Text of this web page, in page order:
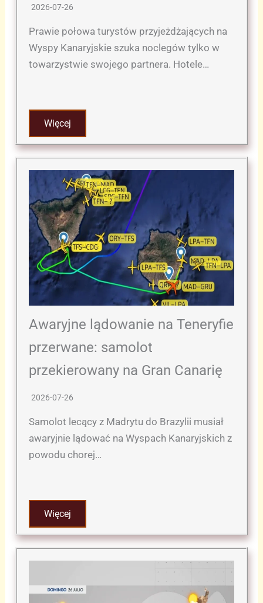
2026-07-26
Prawie połowa turystów przyjeżdżających na
Wyspy Kanaryjskie szuka noclegów tylko w
towarzystwie swojego partnera. Hotele…
Więcej
Awaryjne lądowanie na Teneryfie
przerwane: samolot
przekierowany na Gran Canarię
2026-07-26
Samolot lecący z Madrytu do Brazylii musiał
awaryjnie lądować na Wyspach Kanaryjskich z
powodu chorej…
Więcej